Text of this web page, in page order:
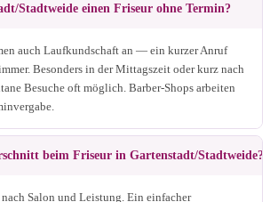
Stadtweide einen Friseur ohne Termin?
auch Laufkundschaft an — ein kurzer Anruf
Besonders in der Mittagszeit oder kurz nach
Besuche oft möglich. Barber-Shops arbeiten
beim Friseur in Gartenstadt/Stadtweide?
Salon und Leistung. Ein einfacher